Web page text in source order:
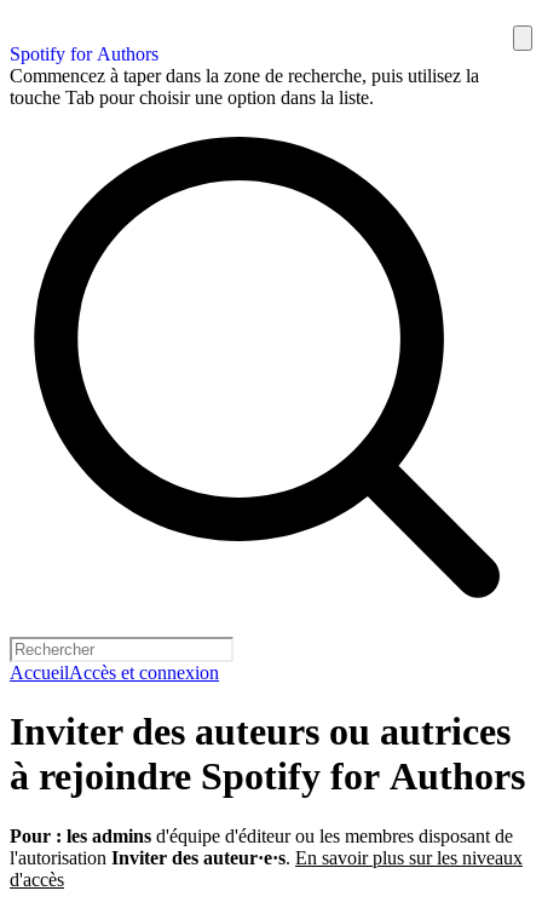
Spotify for Authors
Commencez à taper dans la zone de recherche, puis utilisez la
touche Tab pour choisir une option dans la liste.
AccueilAccès et connexion
Inviter des auteurs ou autrices
à rejoindre Spotify for Authors
Pour : les admins d'équipe d'éditeur ou les membres disposant de
l'autorisation Inviter des auteur·e·s. En savoir plus sur les niveaux
d'accès